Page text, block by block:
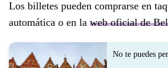
Los billetes pueden comprarse en
automática o en la web oficial de
No te puedes